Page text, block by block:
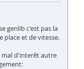
genlib c'est pas la
place et de vitesse.
mal d'interêt autre